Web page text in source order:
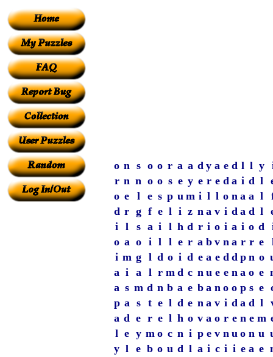
o n s o o r a a d y a e d l l y
r n n o o s e y e r e d a i d l
o e l e s p u m i l l o n a a l
d r g f e l i z n a v i d a d l
i l s a i l h d r i o i a i o d
o a o i l l e r a b v n a r r e
i m g l d o i d e a e d d p n o
a i a l r m d c n u e e n a o e
a s m d n b a e b a n o o p s e
p a s t e l d e n a v i d a d l
a d e r e l h o v a o r e n e m
l e y m o c n i p e v n u o n u
y l e b o u d l a i c i i e a e